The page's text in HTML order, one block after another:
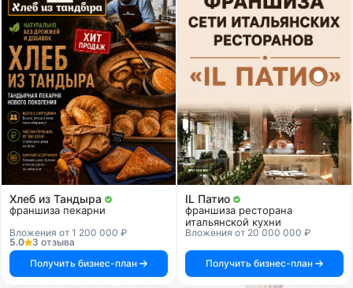
Хлеб из Тандыра
франшиза пекарни
Вложения от 1 200 000 ₽
5.0
3 отзыва
Получить бизнес-план
IL Патио
франшиза ресторана
итальянской кухни
Вложения от 20 000 000 ₽
Получить бизнес-план